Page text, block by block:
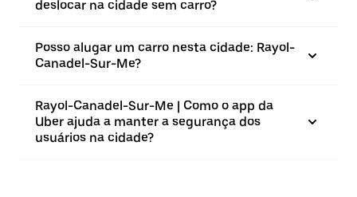
deslocar na cidade sem carro?
Posso alugar um carro nesta cidade: Rayol-
Canadel-Sur-Me?
Rayol-Canadel-Sur-Me | Como o app da
Uber ajuda a manter a segurança dos
usuários na cidade?